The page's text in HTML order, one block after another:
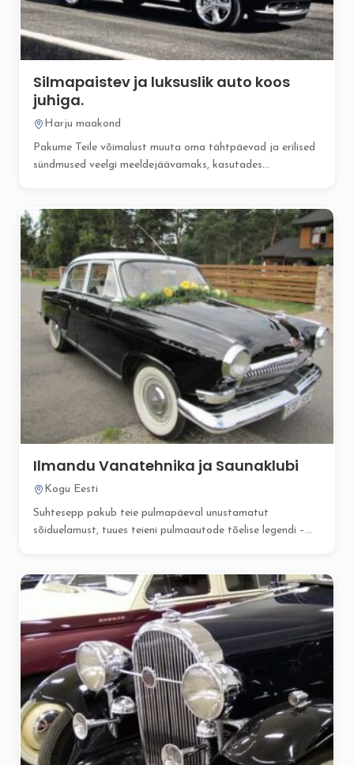
Silmapaistev ja luksuslik auto koos
juhiga.
Harju maakond
Pakume Teile võimalust muuta oma tähtpäevad ja erilised
sündmused veelgi meeldejäävamaks, kasutades...
Ilmandu Vanatehnika ja Saunaklubi
Kogu Eesti
Suhtesepp pakub teie pulmapäeval unustamatut
sõiduelamust, tuues teieni pulmaautode tõelise legendi –...